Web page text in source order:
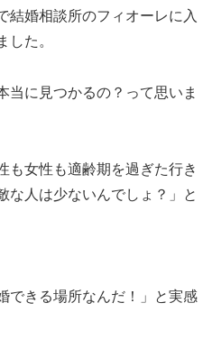
結婚相談所のフィオーレに入
した。
当に見つかるの？って思いま
も女性も適齢期を過ぎた行き
な人は少ないんでしょ？」と
できる場所なんだ！」と実感